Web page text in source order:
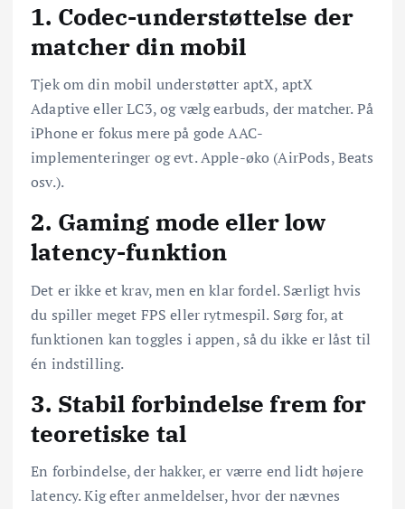
1. Codec-understøttelse der
matcher din mobil
Tjek om din mobil understøtter aptX, aptX
Adaptive eller LC3, og vælg earbuds, der matcher. På
iPhone er fokus mere på gode AAC-
implementeringer og evt. Apple-øko (AirPods, Beats
osv.).
2. Gaming mode eller low
latency-funktion
Det er ikke et krav, men en klar fordel. Særligt hvis
du spiller meget FPS eller rytmespil. Sørg for, at
funktionen kan toggles i appen, så du ikke er låst til
én indstilling.
3. Stabil forbindelse frem for
teoretiske tal
En forbindelse, der hakker, er værre end lidt højere
latency. Kig efter anmeldelser, hvor der nævnes